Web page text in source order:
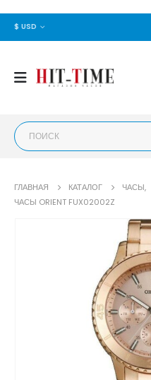
$ USD
ГЛАВНАЯ КАТАЛОГ ЧАСЫ,
ЧАСЫ ORIENT FUX02002Z